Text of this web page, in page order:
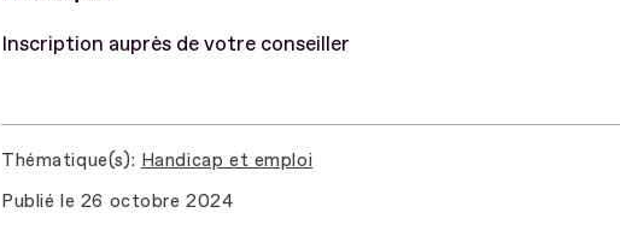
Inscription auprès de votre conseiller
Thématique(s) Handicap et emploi
Publié le 26 octobre 2024